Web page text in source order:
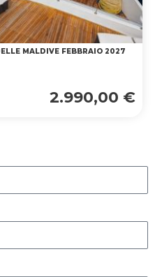
ALLA SCOPERTA DEGLI ATOLLI DELLE MALDIVE FEBBRAIO 2027
2.990,00 €